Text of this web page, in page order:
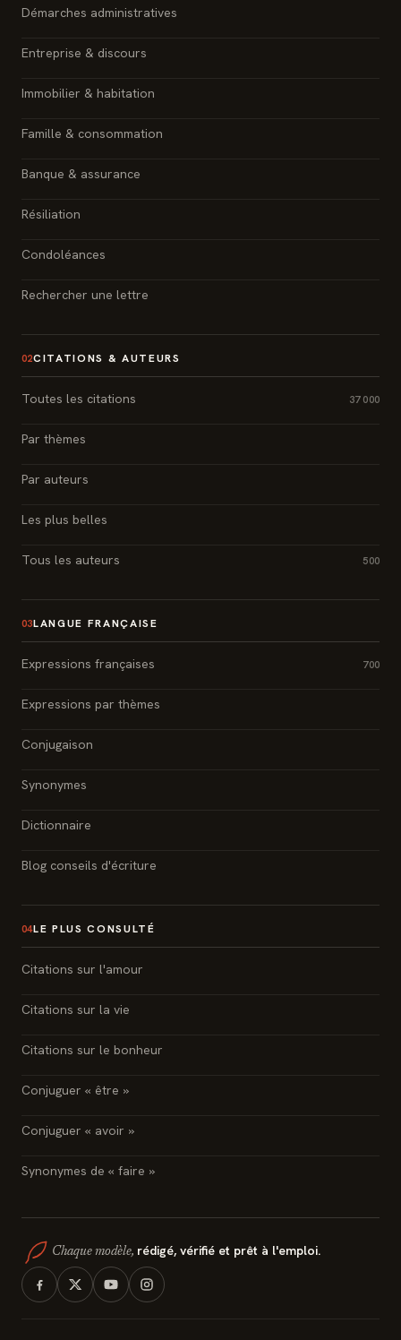
Démarches administratives
Entreprise & discours
Immobilier & habitation
Famille & consommation
Banque & assurance
Résiliation
Condoléances
Rechercher une lettre
02CITATIONS & AUTEURS
Toutes les citations 37 000
Par thèmes
Par auteurs
Les plus belles
Tous les auteurs 500
03LANGUE FRANÇAISE
Expressions françaises 700
Expressions par thèmes
Conjugaison
Synonymes
Dictionnaire
Blog conseils d'écriture
04LE PLUS CONSULTÉ
Citations sur l'amour
Citations sur la vie
Citations sur le bonheur
Conjuguer « être »
Conjuguer « avoir »
Synonymes de « faire »
Chaque modèle, rédigé, vérifié et prêt à l'emploi.